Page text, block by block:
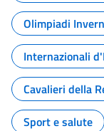
Olimpiadi
Internazionali
Cavalieri della
Sport e salute